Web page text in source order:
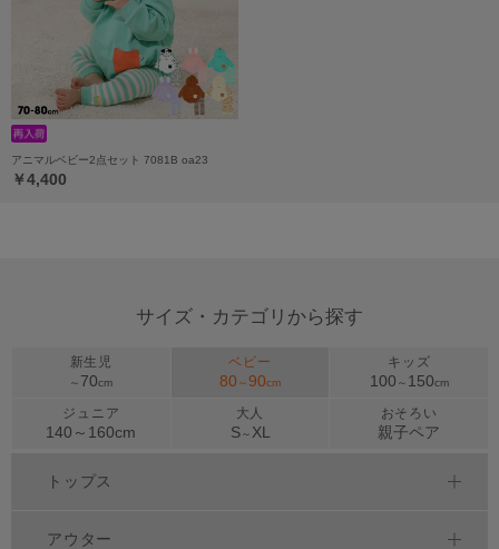
アニマルベビー2点セット 7081B oa23
￥4,400
サイズ・カテゴリから探す
新生児
～ 70cm
ベビー
80 ～90cm
キッズ
100 ～ 150cm
ジュニア
140～ 160cm
大人
S～ XL
おそろい
親子ペア
トップス
アウター